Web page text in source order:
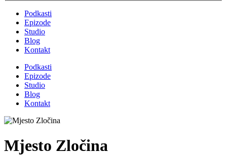
Podkasti
Epizode
Studio
Blog
Kontakt
Podkasti
Epizode
Studio
Blog
Kontakt
Mjesto Zločina